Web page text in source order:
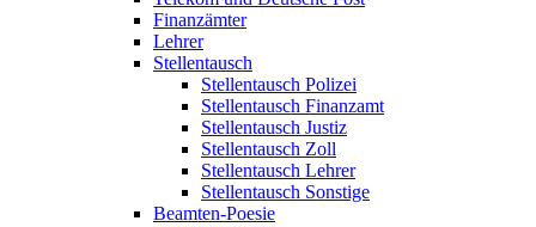
Finanzämter
Lehrer
Stellentausch
Stellentausch Polizei
Stellentausch Finanzamt
Stellentausch Justiz
Stellentausch Zoll
Stellentausch Lehrer
Stellentausch Sonstige
Beamten-Poesie